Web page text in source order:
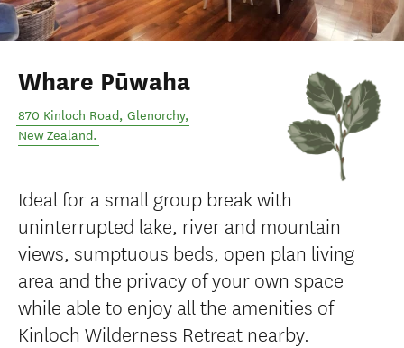
Whare Pūwaha
870 Kinloch Road, Glenorchy,
New Zealand.
Ideal for a small group break with
uninterrupted lake, river and mountain
views, sumptuous beds, open plan living
area and the privacy of your own space
while able to enjoy all the amenities of
Kinloch Wilderness Retreat nearby.